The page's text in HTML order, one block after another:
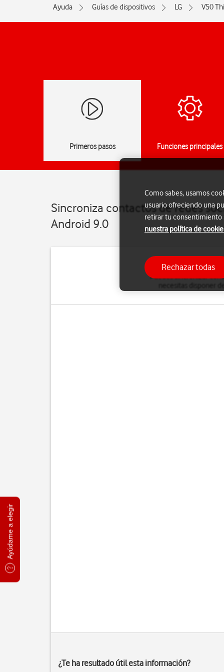
Ayúdame a elegir
Ayuda Guías de dispositivos LG V50
Primeros pasos Funciones principales
Sincroniza contactos de redes
Android 9.0
Puedes sincronizar
¿Te ha resultado útil esta información?
Como sabes, usamos
usuario ofreciendo una
retirar tu consentimiento
nuestra política de
Rechazar todas